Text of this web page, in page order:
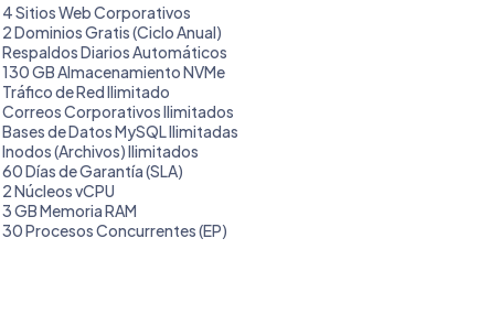
4 Sitios Web Corporativos
2 Dominios Gratis (Ciclo Anual)
Respaldos Diarios Automáticos
130 GB Almacenamiento NVMe
Tráfico de Red Ilimitado
Correos Corporativos Ilimitados
Bases de Datos MySQL Ilimitadas
Inodos (Archivos) Ilimitados
60 Días de Garantía (SLA)
2 Núcleos vCPU
3 GB Memoria RAM
30 Procesos Concurrentes (EP)